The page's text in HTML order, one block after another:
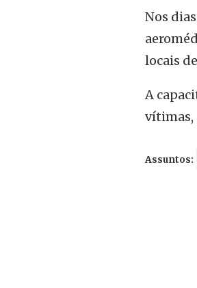
Nos
locais
A
vítimas,
Assuntos: